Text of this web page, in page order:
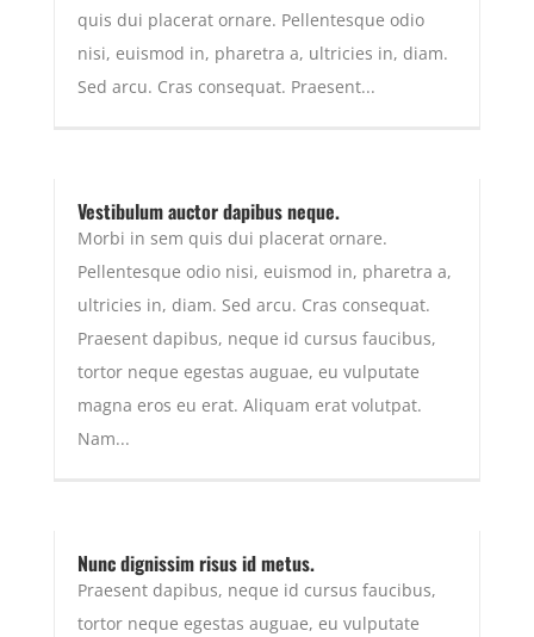
quis dui placerat ornare. Pellentesque odio
nisi, euismod in, pharetra a, ultricies in, diam.
Sed arcu. Cras consequat. Praesent...
Vestibulum auctor dapibus neque.
Morbi in sem quis dui placerat ornare.
Pellentesque odio nisi, euismod in, pharetra a,
ultricies in, diam. Sed arcu. Cras consequat.
Praesent dapibus, neque id cursus faucibus,
tortor neque egestas auguae, eu vulputate
magna eros eu erat. Aliquam erat volutpat.
Nam...
Nunc dignissim risus id metus.
Praesent dapibus, neque id cursus faucibus,
tortor neque egestas auguae, eu vulputate